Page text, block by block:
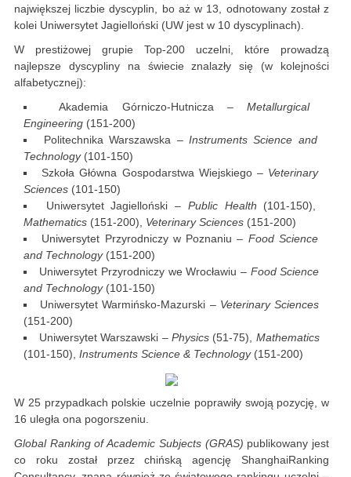
największej liczbie dyscyplin, bo aż w 13, odnotowany został z
kolei Uniwersytet Jagielloński (UW jest w 10 dyscyplinach).
W prestiżowej grupie Top-200 uczelni, które prowadzą
najlepsze dyscypliny na świecie znalazły się (w kolejności
alfabetycznej):
Akademia Górniczo-Hutnicza – Metallurgical
Engineering (151-200)
Politechnika Warszawska – Instruments Science and
Technology (101-150)
Szkoła Główna Gospodarstwa Wiejskiego – Veterinary
Sciences (101-150)
Uniwersytet Jagielloński – Public Health (101-150),
Mathematics (151-200), Veterinary Sciences (151-200)
Uniwersytet Przyrodniczy w Poznaniu – Food Science
and Technology (151-200)
Uniwersytet Przyrodniczy we Wrocławiu – Food Science
and Technology(101-150)
Uniwersytet Warmińsko-Mazurski – Veterinary Sciences
(151-200)
Uniwersytet Warszawski – Physics (51-75), Mathematics
(101-150), Instruments Science & Technology (151-200)
W 25 przypadkach polskie uczelnie poprawiły swoją pozycję, w
16 uległa ona pogorszeniu.
Global Ranking of Academic Subjects (GRAS) publikowany jest
co roku został przez chińską agencję ShanghaiRanking